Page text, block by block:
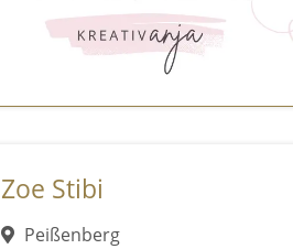
Zoe Stibi
Peißenberg